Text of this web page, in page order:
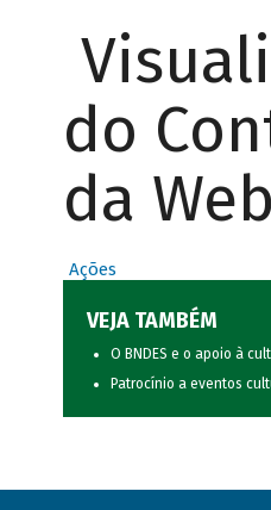
do
da Web
Ações
VEJA TAMBÉM
O BNDES e o apoio à
Patrocínio a eventos